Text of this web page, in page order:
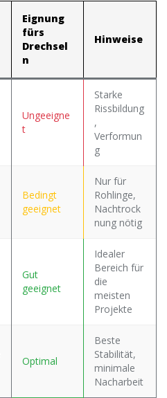
Eignung
fürs
Drechsel
n
Hinweise
Ungeeigne
t
Starke
Rissbildung
,
Verformun
g
Bedingt
geeignet
Nur für
Rohlinge,
Nachtrock
nung nötig
Gut
geeignet
Idealer
Bereich für
die
meisten
Projekte
Optimal
Beste
Stabilität,
minimale
Nacharbeit